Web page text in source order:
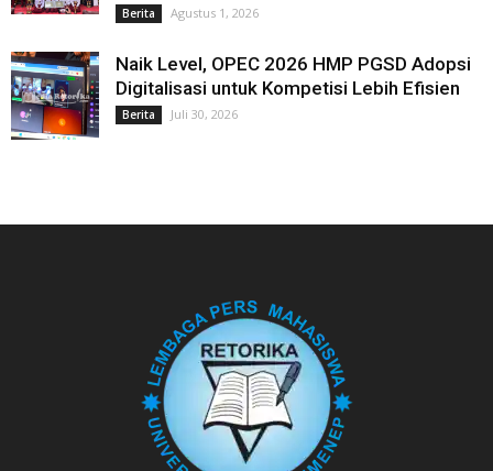
Berita Agustus 1, 2026
Naik Level, OPEC 2026 HMP PGSD Adopsi
Digitalisasi untuk Kompetisi Lebih Efisien
Berita Juli 30, 2026